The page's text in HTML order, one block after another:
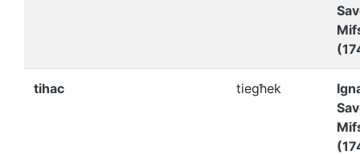
tihac tiegħek